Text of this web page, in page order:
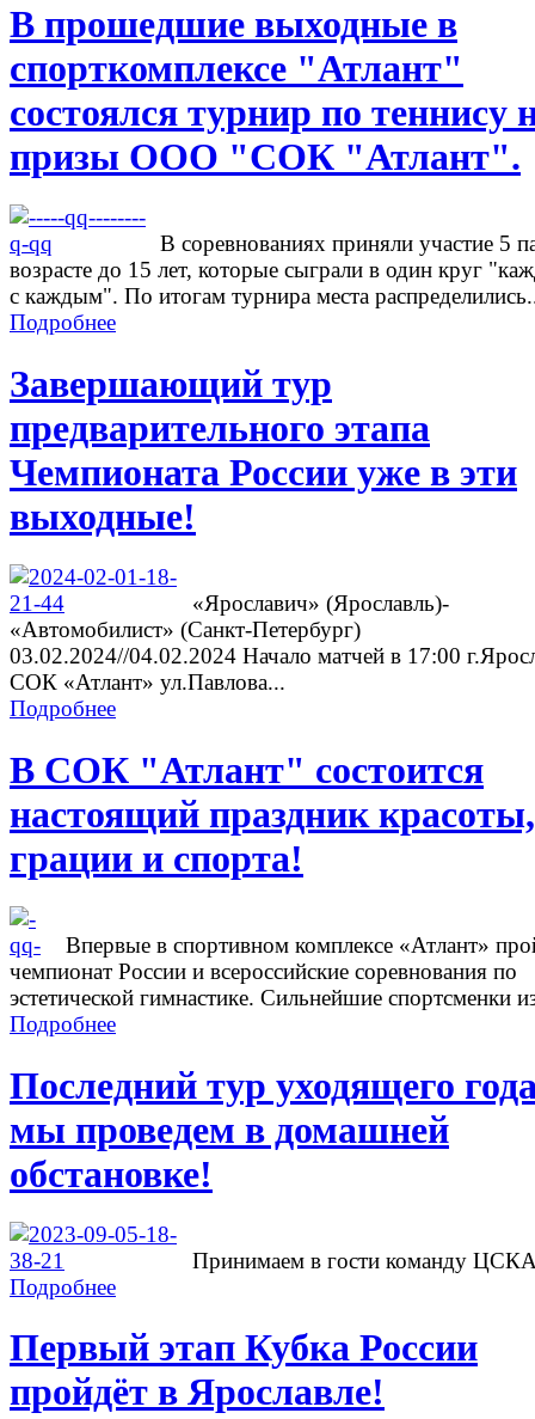
В прошедшие выходные в
спорткомплексе "Атлант"
состоялся турнир по теннису
призы ООО "СОК "Атлант".
В соревнованиях приняли участие 5
возрасте до 15 лет, которые сыграли в один круг
с каждым". По итогам турнира места
Подробнее
Завершающий тур
предварительного этапа
Чемпионата России уже в эти
выходные!
«Ярославич» (Ярославль)-
«Автомобилист» (Санкт-Петербург)
03.02.2024//04.02.2024 Начало матчей в 17:00
СОК «Атлант» ул.Павлова...
Подробнее
В СОК "Атлант" состоится
настоящий праздник красоты,
грации и спорта!
Впервые в спортивном комплексе «Атлант»
чемпионат России и всероссийские соревнования по
эстетической гимнастике. Сильнейшие спортсменки
Подробнее
Последний тур уходящего
мы проведем в домашней
обстановке!
Принимаем в гости команду
Подробнее
Первый этап Кубка России
пройдёт в Ярославле!